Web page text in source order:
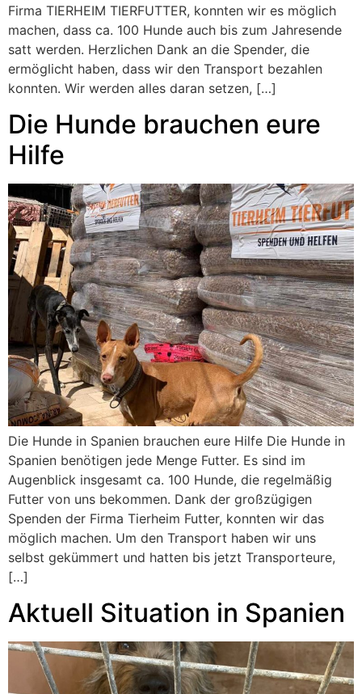
Firma TIERHEIM TIERFUTTER, konnten wir es möglich
machen, dass ca. 100 Hunde auch bis zum Jahresende
satt werden. Herzlichen Dank an die Spender, die
ermöglicht haben, dass wir den Transport bezahlen
konnten. Wir werden alles daran setzen, […]
Die Hunde brauchen eure
Hilfe
Die Hunde in Spanien brauchen eure Hilfe Die Hunde in
Spanien benötigen jede Menge Futter. Es sind im
Augenblick insgesamt ca. 100 Hunde, die regelmäßig
Futter von uns bekommen. Dank der großzügigen
Spenden der Firma Tierheim Futter, konnten wir das
möglich machen. Um den Transport haben wir uns
selbst gekümmert und hatten bis jetzt Transporteure,
[…]
Aktuell Situation in Spanien